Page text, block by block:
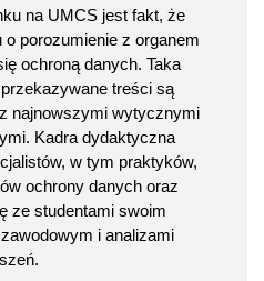
na UMCS jest fakt, że
o porozumienie z organem
ochroną danych. Taka
treści są
najnowszymi wytycznymi
Kadra dydaktyczna
w tym praktyków,
ochrony danych oraz
ze studentami swoim
i analizami